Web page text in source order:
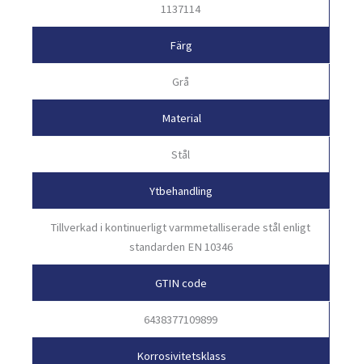
1137114
Färg
Grå
Material
Stål
Ytbehandling
Tillverkad i kontinuerligt varmmetalliserade stål enligt
standarden EN 10346
GTIN code
6438377109899
Korrosivitetsklass